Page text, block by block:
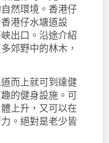
然環境。香港仔
港仔水塘道設
出口。沿途介紹
郊野中的林木，
而上就可到達健
的健身設施。可
上升，又可以在
。絕對是老少皆